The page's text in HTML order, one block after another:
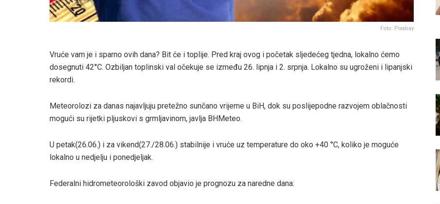
Foto: Pixabay
Vruće vam je i sparno ovih dana? Bit će i toplije. Pred kraj ovog i početak sljedećeg tjedna, lokalno ćemo
dosegnuti 42°C. Ozbiljan toplinski val očekuje se između 26. lipnja i 2. srpnja. Lokalno su ugroženi i lipanjski
rekordi.
Meteorolozi za danas najavljuju pretežno sunčano vrijeme u BiH, dok su poslijepodne razvojem oblačnosti
mogući su rijetki pljuskovi s grmljavinom, javlja BHMeteo.
U petak(26.06.) i za vikend(27./28.06.) stabilnije i vruće uz temperature do oko +40 °C, koliko je moguće
lokalno u nedjelju i ponedjeljak.
Federalni hidrometeorološki zavod objavio je prognozu za naredne dana: